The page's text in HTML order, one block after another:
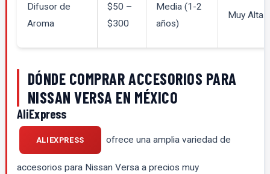
Difusor de
Aroma
$50 –
$300
Media (1-2
años)
Muy Alta
DÓNDE COMPRAR ACCESORIOS PARA
NISSAN VERSA EN MÉXICO
AliExpress
ALIEXPRESS ofrece una amplia variedad de
accesorios para Nissan Versa a precios muy